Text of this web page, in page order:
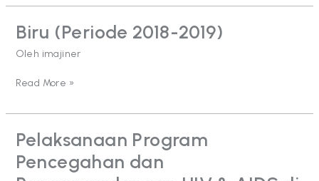
dan
Sanitasi
Layak
Biru (Periode 2018-2019)
Oleh imajiner
Biru
(Periode
2018-
Read More »
Pelaksanaan Program
Pencegahan dan
Pelaksanaan
Program
Pencegahan
dan